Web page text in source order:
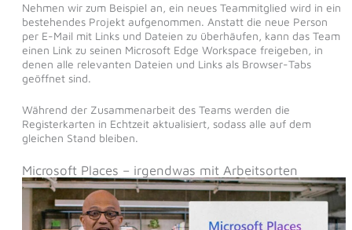
Nehmen wir zum Beispiel an, ein neues Teammitglied wird in ein
bestehendes Projekt aufgenommen. Anstatt die neue Person
per E-Mail mit Links und Dateien zu überhäufen, kann das Team
einen Link zu seinen Microsoft Edge Workspace freigeben, in
denen alle relevanten Dateien und Links als Browser-Tabs
geöffnet sind.
Während der Zusammenarbeit des Teams werden die
Registerkarten in Echtzeit aktualisiert, sodass alle auf dem
gleichen Stand bleiben.
Microsoft Places – irgendwas mit Arbeitsorten